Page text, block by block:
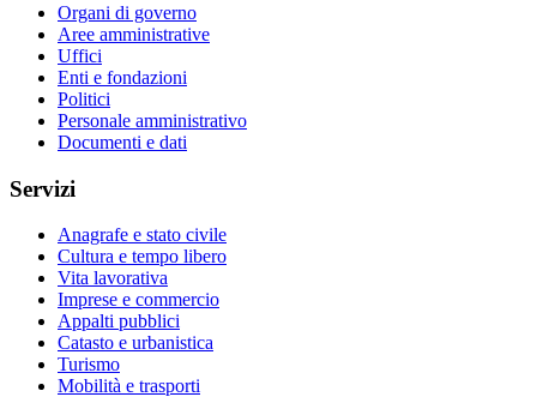
Organi di governo
Aree amministrative
Uffici
Enti e fondazioni
Politici
Personale amministrativo
Documenti e dati
Servizi
Anagrafe e stato civile
Cultura e tempo libero
Vita lavorativa
Imprese e commercio
Appalti pubblici
Catasto e urbanistica
Turismo
Mobilità e trasporti